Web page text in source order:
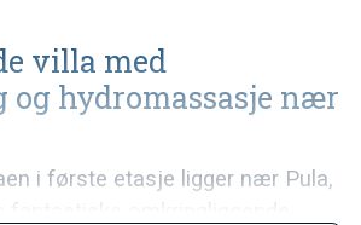
villa med
og hydromassasje nær
i første etasje ligger nær Pula,
fantastiske omkringliggende